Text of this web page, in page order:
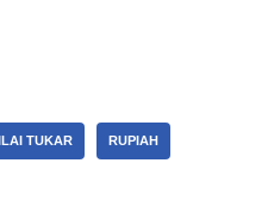
TUKAR RUPIAH